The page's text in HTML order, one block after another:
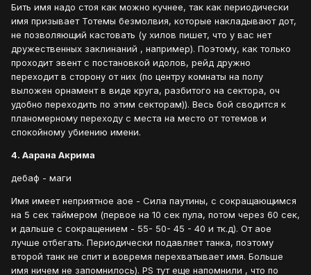
Бить имя надо стоя как можно кучнее, так как периодически
имя призывает Тотемы безмолвия, которые накладывают дот,
не позволяющий кастовать (у хилов пишет, что у вас нет
дружественных заклинаний , например). Поэтому, как только
проходит эвент с постановкой идолов, рейд дружно
переходит в сторону от них (по центру комнаты на полу
выложен орнамент в виде круга, разбитого на сектора, оч
удобно переходить по этим секторам)). Весь бой сводится к
планомерному переходу с места на место от тотемов и
спокойному убиению имени.
4. Аарана Акрима
дебаф - маги
Имя имеет неприятное аое - Сила паутины, с сокращающимся
на 5 сек таймером (первое на 10 сек пула, потом через 60 сек,
и дальше с сокращением - 55- 50- 45 - 40 и тк.д). От аое
лучше отбегать. Периодически подавляет танка, поэтому
второй танк не спит и вовремя перехватывает имя. Больше
имя ничем не запомнилось). PS тут еще напомнили , что по